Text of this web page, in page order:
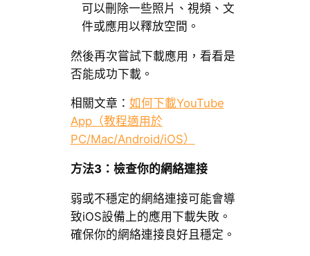
可以刪除一些照片、視頻、文
件或應用以釋放空間。
然後再次嘗試下載應用，看看是
否能成功下載。
相關文章： 如何下載YouTube
App（教程適用於
PC/Mac/Android/iOS）
方法3：檢查你的網絡連接
弱或不穩定的網絡連接可能會導
致iOS設備上的應用下載失敗。
確保你的網絡連接良好且穩定。